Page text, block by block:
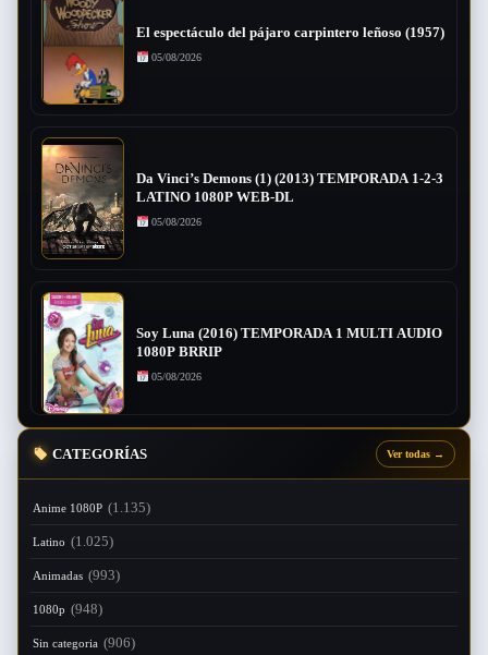
El espectáculo del pájaro carpintero leñoso (1957)
05/08/2026
Da Vinci’s Demons (1) (2013) TEMPORADA 1-2-3
LATINO 1080P WEB-DL
05/08/2026
Soy Luna (2016) TEMPORADA 1 MULTI AUDIO
1080P BRRIP
05/08/2026
CATEGORÍAS Ver todas →
Anime 1080P (1.135)
Latino (1.025)
Animadas (993)
1080p (948)
Sin categoria (906)